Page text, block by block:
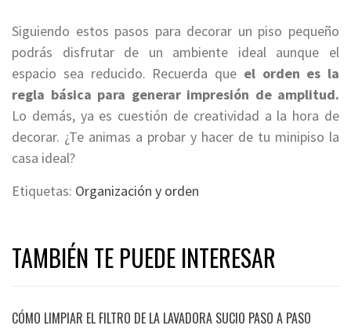
Siguiendo estos pasos para decorar un piso pequeño
podrás disfrutar de un ambiente ideal aunque el
espacio sea reducido. Recuerda que el orden es la
regla básica para generar impresión de amplitud.
Lo demás, ya es cuestión de creatividad a la hora de
decorar. ¿Te animas a probar y hacer de tu minipiso la
casa ideal?
Etiquetas: Organización y orden
TAMBIÉN TE PUEDE INTERESAR
CÓMO LIMPIAR EL FILTRO DE LA LAVADORA SUCIO PASO A PASO